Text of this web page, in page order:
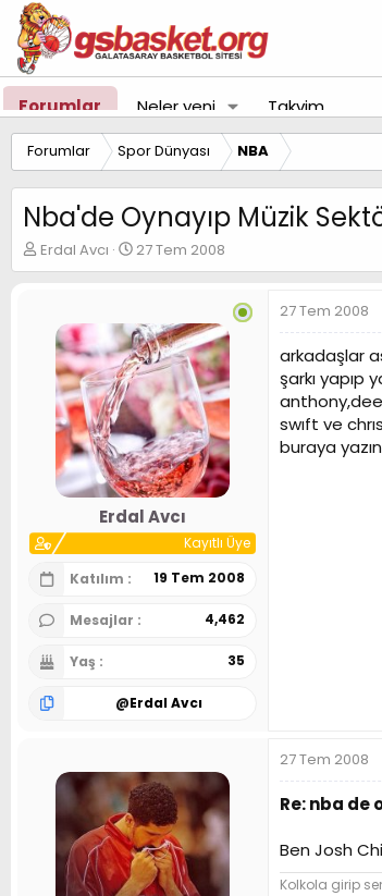
Forumlar Neler yeni Takvim
Forumlar Spor Dünyası NBA
Nba'de Oynayıp Müzik
K
o
Erdal Avcı
B
a
a
n
g
ç
t
a
r
i
h
i
27 Tem 2008
Erdal Avcı
Kayıtlı Üye
Katılım
19 Tem 2008
Mesajlar 4,462
Yaş 35
@Erdal Avcı
27 Tem 2008
arkadaşlar
şarkı yapıp
anthony,dee
swıft ve
buraya
27 Tem 2008
Re: nba de
Ben Josh
Kolkola girip